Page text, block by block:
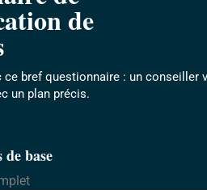
de
ce bref questionnaire : un conseiller
un plan précis.
base